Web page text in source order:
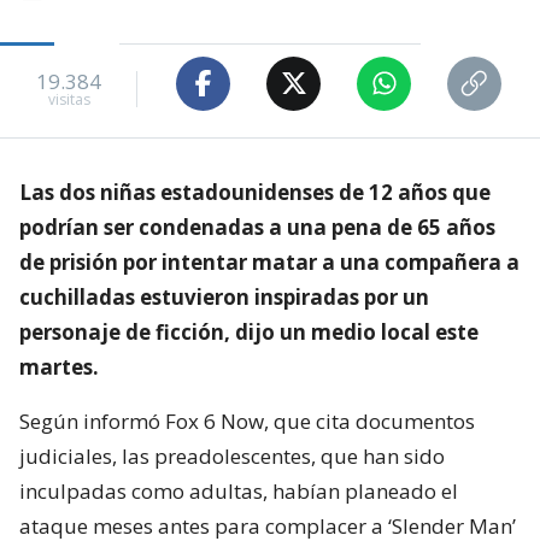
19.384
visitas
Las dos niñas estadounidenses de 12 años que
podrían ser condenadas a una pena de 65 años
de prisión por intentar matar a una compañera a
cuchilladas estuvieron inspiradas por un
personaje de ficción, dijo un medio local este
martes.
Según informó Fox 6 Now, que cita documentos
judiciales, las preadolescentes, que han sido
inculpadas como adultas, habían planeado el
ataque meses antes para complacer a ‘Slender Man’